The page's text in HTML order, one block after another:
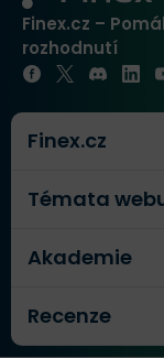
Finex.cz –
rozhodnutí
Finex.cz
Témata
Akademie
Recenze